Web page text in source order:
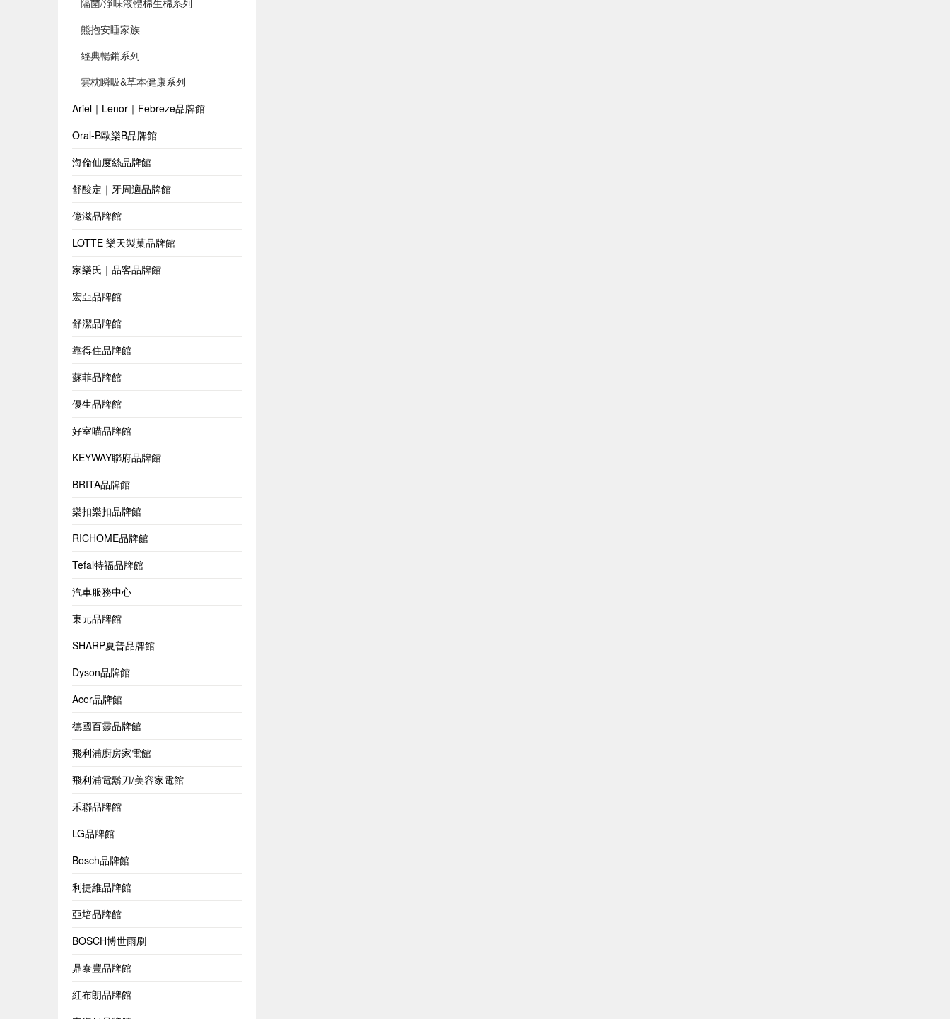
隔菌/淨味液體棉生棉系列
熊抱安睡家族
經典暢銷系列
雲枕瞬吸&草本健康系列
Ariel｜Lenor｜Febreze品牌館
Oral-B歐樂B品牌館
海倫仙度絲品牌館
舒酸定｜牙周適品牌館
億滋品牌館
LOTTE 樂天製菓品牌館
家樂氏｜品客品牌館
宏亞品牌館
舒潔品牌館
靠得住品牌館
蘇菲品牌館
優生品牌館
好室喵品牌館
KEYWAY聯府品牌館
BRITA品牌館
樂扣樂扣品牌館
RICHOME品牌館
Tefal特福品牌館
汽車服務中心
東元品牌館
SHARP夏普品牌館
Dyson品牌館
Acer品牌館
德國百靈品牌館
飛利浦廚房家電館
飛利浦電鬍刀/美容家電館
禾聯品牌館
LG品牌館
Bosch品牌館
利捷維品牌館
亞培品牌館
BOSCH博世雨刷
鼎泰豐品牌館
紅布朗品牌館